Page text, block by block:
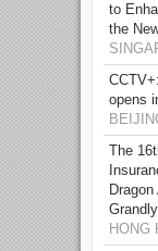
to
the
opens
The
HONG